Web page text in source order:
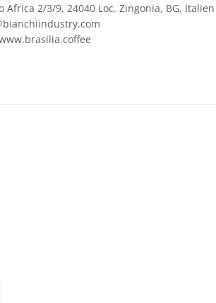
Africa 2/3/9, 24040 Loc. Zingonia, BG, Italien